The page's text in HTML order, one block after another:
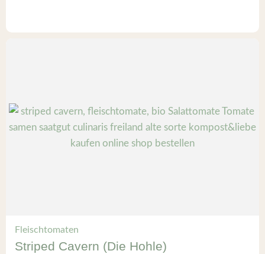
Fleischtomaten
Striped Cavern (Die Hohle)